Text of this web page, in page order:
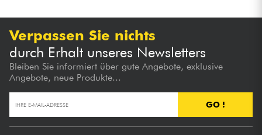
Verpassen Sie nichts
durch Erhalt unseres Newsletters
Bleiben Sie informiert über gute Angebote, exklusive
Angebote, neue Produkte...
GO !